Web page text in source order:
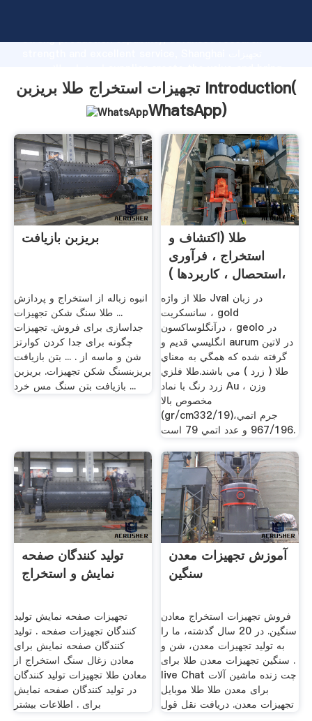
strong production capability, advanced research
values to all of customers.
تجهیزات استخراج طلا بریزبن Introduction(
WhatsApp)
بریزبن بازیافت
انبوه زباله از استخراج و پردازش
... طلا سنگ شکن تجهیزات
جداسازی برای فروش. تجهیزات
چگونه برای جدا کردن کوارتز
شن و ماسه از . ... بتن بازیافت
بریزبنسنگ شکن تجهیزات. بریزبن
بازیافت بتن سنگ مس خرد ...
طلا (اکتشاف و
استخراج ، فرآوری
،استحصال ، کاربردها )
طلا از واژه Jval در زبان
سانسكريت ، gold
درآنگلوساكسون ، geolo در
انگليسي قديم و aurum در لاتين
گرفته شده كه همگي به معناي
طلا ( زرد ) مي باشند.طلا فلزي
زرد رنگ با نماد Au ، وزن
مخصوص بالا
(gr/cm332/19)،جرم اتمي
967/196 و عدد اتمي 79 است.
تولید کنندگان صفحه
نمایش و استخراج
تجهیزات صفحه نمایش تولید
کنندگان تجهیزات صفحه . تولید
کنندگان صفحه نمایش برای
معادن زغال سنگ استخراج از
معادن طلا تجهیزات تولید کنندگان
در تولید کنندگان صفحه نمایش
برای . اطلاعات بیشتر
آموزش تجهیزات معدن
سنگین
فروش تجهیزات استخراج معادن
سنگین. در 20 سال گذشته، ما را
به تولید تجهیزات معدن، شن و
سنگین تجهیزات معدن طلا برای .
live Chat چت زنده ماشین آلات
برای معدن طلا طلا موبایل
تجهیزات معدن. دریافت نقل قول